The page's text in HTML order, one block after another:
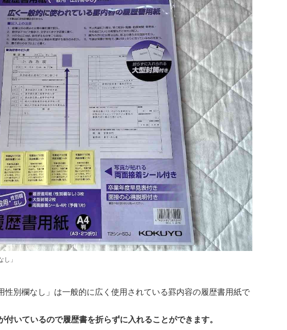
」
性別欄なし」は一般的に広く使用されている罫内容の履歴書用紙で
いているので履歴書を折らずに入れることができます。